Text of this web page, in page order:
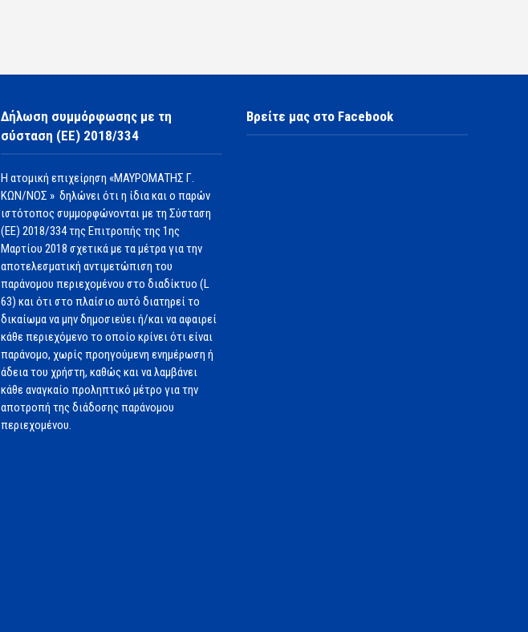
Δήλωση συμμόρφωσης με τη
σύσταση (ΕΕ) 2018/334
Η ατομική επιχείρηση «ΜΑΥΡΟΜΑΤΗΣ Γ.
ΚΩΝ/ΝΟΣ » δηλώνει ότι η ίδια και ο παρών
ιστότοπος συμμορφώνονται με τη Σύσταση
(ΕΕ) 2018/334 της Επιτροπής της 1ης
Μαρτίου 2018 σχετικά με τα μέτρα για την
αποτελεσματική αντιμετώπιση του
παράνομου περιεχομένου στο διαδίκτυο (L
63) και ότι στο πλαίσιο αυτό διατηρεί το
δικαίωμα να μην δημοσιεύει ή/και να αφαιρεί
κάθε περιεχόμενο το οποίο κρίνει ότι είναι
παράνομο, χωρίς προηγούμενη ενημέρωση ή
άδεια του χρήστη, καθώς και να λαμβάνει
κάθε αναγκαίο προληπτικό μέτρο για την
αποτροπή της διάδοσης παράνομου
περιεχομένου.
Βρείτε μας στο Facebook